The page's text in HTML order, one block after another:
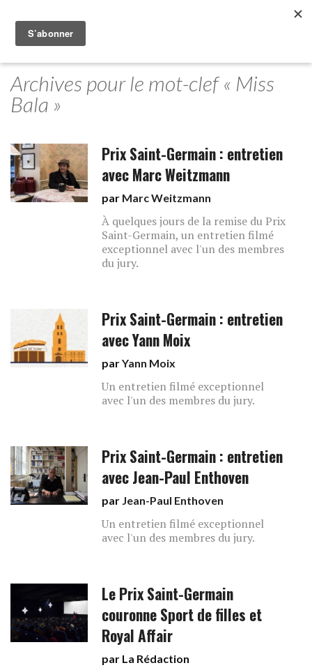
Archives pour le mot-clef « Miss
Bala »
Prix Saint-Germain : entretien
avec Marc Weitzmann
par Marc Weitzmann
À quelques jours de la remise du Prix
Saint-Germain, un entretien filmé
exceptionnel avec l'un des membres
du jury.
Prix Saint-Germain : entretien
avec Yann Moix
parYann Moix
Un entretien filmé exceptionnel
avec l'un des membres du jury.
Prix Saint-Germain : entretien
avec Jean-Paul Enthoven
par Jean-Paul Enthoven
Un entretien filmé exceptionnel
avec l'un des membres du jury.
Le Prix Saint-Germain
couronne Sport de filles et
Royal Affair
par La Rédaction